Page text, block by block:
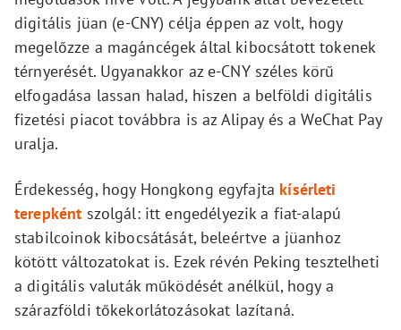
digitális jüan (e-CNY) célja éppen az volt, hogy
megelőzze a magáncégek által kibocsátott tokenek
térnyerését. Ugyanakkor az e-CNY széles körű
elfogadása lassan halad, hiszen a belföldi digitális
fizetési piacot továbbra is az Alipay és a WeChat Pay
uralja.
Érdekesség, hogy Hongkong egyfajta kísérleti
terepként szolgál: itt engedélyezik a fiat-alapú
stabilcoinok kibocsátását, beleértve a jüanhoz
kötött változatokat is. Ezek révén Peking tesztelheti
a digitális valuták működését anélkül, hogy a
szárazföldi tőkekorlátozásokat lazítaná.